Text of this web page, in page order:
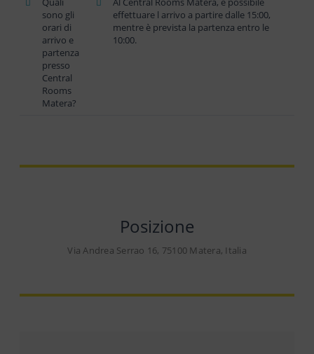
sono gli
orari di
arrivo e
partenza
presso
Central
Rooms
Matera?
effettuare l arrivo a partire dalle 15:00,
mentre è prevista la partenza entro le
10:00.
Posizione
Via Andrea Serrao 16, 75100 Matera, Italia